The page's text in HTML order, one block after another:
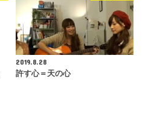
2019.8.28
許す心＝天の心